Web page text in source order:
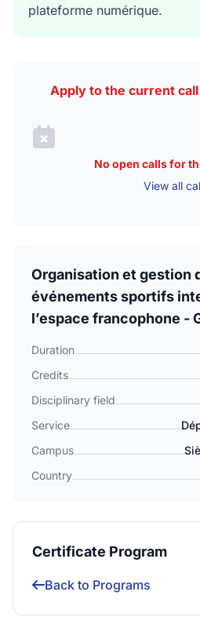
plateforme numérique.
Apply to the current
No open calls for
View all
Organisation et gestion
événements sportifs
l’espace francophone -
Duration
Credits
Disciplinary field
Service
Campus
Country
Certificate Program
Back to Programs